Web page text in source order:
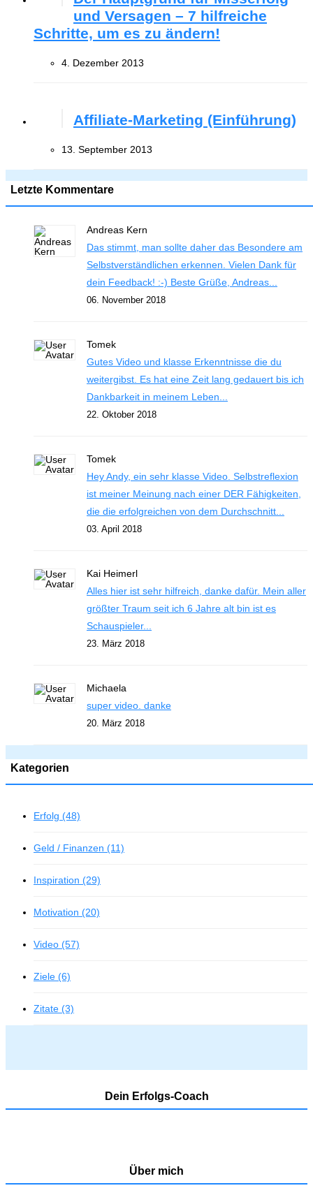
und Versagen – 7 hilfreiche
Schritte, um es zu ändern!
4. Dezember 2013
Affiliate-Marketing (Einführung)
13. September 2013
Letzte Kommentare
Andreas Kern
Das stimmt, man sollte daher das Besondere am
Selbstverständlichen erkennen. Vielen Dank für
dein Feedback! :-) Beste Grüße, Andreas...
06. November 2018
Tomek
Gutes Video und klasse Erkenntnisse die du
weitergibst. Es hat eine Zeit lang gedauert bis ich
Dankbarkeit in meinem Leben...
22. Oktober 2018
Tomek
Hey Andy, ein sehr klasse Video. Selbstreflexion
ist meiner Meinung nach einer DER Fähigkeiten,
die die erfolgreichen von dem Durchschnitt...
03. April 2018
Kai Heimerl
Alles hier ist sehr hilfreich, danke dafür. Mein aller
größter Traum seit ich 6 Jahre alt bin ist es
Schauspieler...
23. März 2018
Michaela
super video. danke
20. März 2018
Kategorien
Erfolg (48)
Geld / Finanzen (11)
Inspiration (29)
Motivation (20)
Video (57)
Ziele (6)
Zitate (3)
Dein Erfolgs-Coach
Über mich